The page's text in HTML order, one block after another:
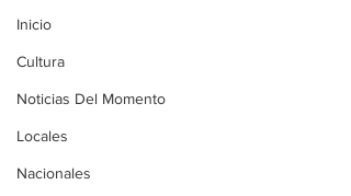
Inicio
Cultura
Noticias Del Momento
Locales
Nacionales